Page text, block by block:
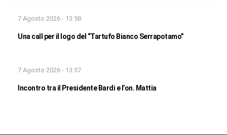
7 Agosto 2026 - 13:58
Una call per il logo del “Tartufo Bianco Serrapotamo”
7 Agosto 2026 - 13:57
Incontro tra il Presidente Bardi e l’on. Mattia